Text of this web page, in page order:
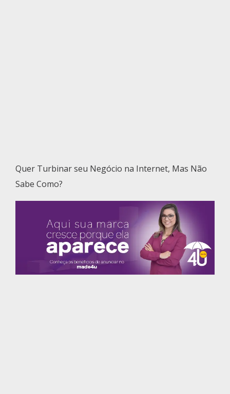
Quer Turbinar seu Negócio na Internet, Mas Não
Sabe Como?